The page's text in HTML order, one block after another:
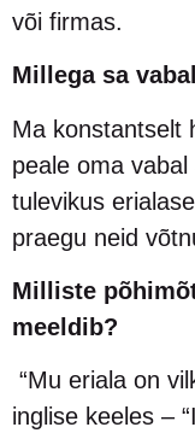
või firmas.
Millega sa
Ma konstantselt
peale oma
tulevikus
praegu neid
Milliste
meeldib?
“Mu eriala on
inglise keeles –